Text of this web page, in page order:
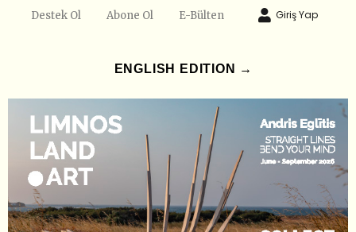
Destek Ol Abone Ol E-Bülten Giriş Yap
ENGLISH EDITION →